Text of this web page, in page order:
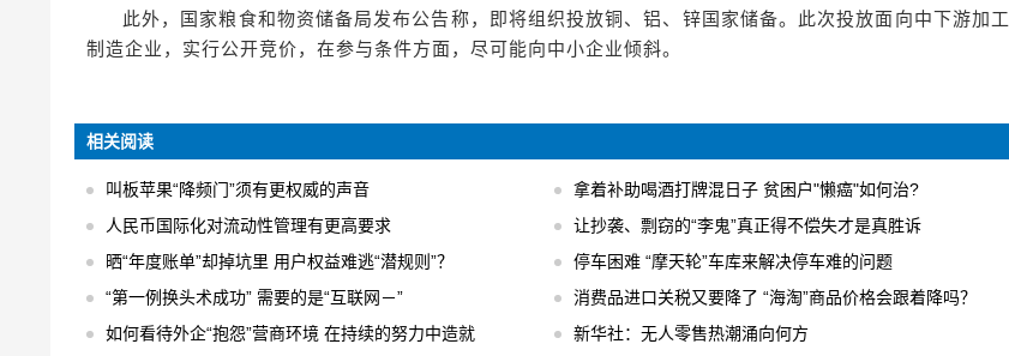
此外，国家粮食和物资储备局发布公告称，即将组织投放铜、铝、锌国家储备。此次投放面向中下游加工
制造企业，实行公开竞价，在参与条件方面，尽可能向中小企业倾斜。
相关阅读
叫板苹果“降频门”须有更权威的声音
拿着补助喝酒打牌混日子 贫困户"懒癌"如何治?
人民币国际化对流动性管理有更高要求
让抄袭、剽窃的“李鬼”真正得不偿失才是真胜诉
晒“年度账单”却掉坑里 用户权益难逃“潜规则”？
停车困难 “摩天轮”车库来解决停车难的问题
“第一例换头术成功” 需要的是“互联网－”
消费品进口关税又要降了 “海淘”商品价格会跟着降吗？
如何看待外企“抱怨”营商环境 在持续的努力中造就
新华社：无人零售热潮涌向何方